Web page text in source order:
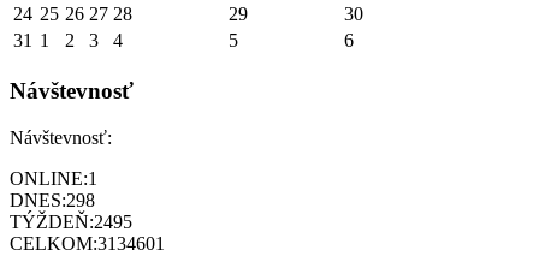
24 25 26 27 28 29
30
31 1 2 3 4 5 6
Návštevnosť
Návštevnosť:
ONLINE:1
DNES:298
TÝŽDEŇ:2495
CELKOM:3134601